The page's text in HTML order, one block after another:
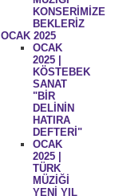
KONSERİMİZE
BEKLERİZ
OCAK 2025
OCAK
2025 |
KÖSTEBEK
SANAT
"BİR
DELİNİN
HATIRA
DEFTERİ"
OCAK
2025 |
TÜRK
MÜZİĞİ
YENİ YIL